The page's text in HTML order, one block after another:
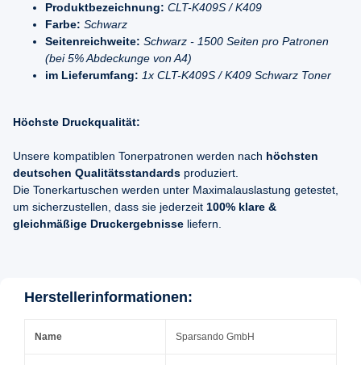
Produktbezeichnung: CLT-K409S / K409
Farbe: Schwarz
Seitenreichweite: Schwarz - 1500 Seiten pro Patronen
(bei 5% Abdeckunge von A4)
im Lieferumfang: 1x CLT-K409S / K409 Schwarz Toner
Höchste Druckqualität:
Unsere kompatiblen Tonerpatronen werden nach höchsten
deutschen Qualitätsstandards produziert.
Die Tonerkartuschen werden unter Maximalauslastung getestet,
um sicherzustellen, dass sie jederzeit 100% klare &
gleichmäßige Druckergebnisse liefern.
Herstellerinformationen:
Name Sparsando GmbH